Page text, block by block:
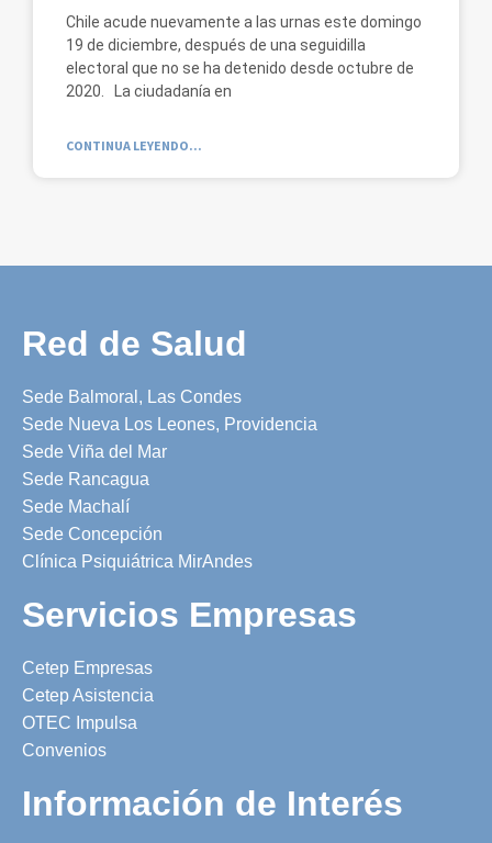
Chile acude nuevamente a las urnas este domingo
19 de diciembre, después de una seguidilla
electoral que no se ha detenido desde octubre de
2020. La ciudadanía en
CONTINUA LEYENDO...
Red de Salud
Sede Balmoral, Las Condes
Sede Nueva Los Leones, Providencia
Sede Viña del Mar
Sede Rancagua
Sede Machalí
Sede Concepción
Clínica Psiquiátrica MirAndes
Servicios Empresas
Cetep Empresas
Cetep Asistencia
OTEC Impulsa
Convenios
Información de Interés